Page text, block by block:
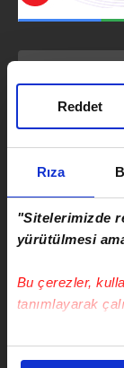
Rıza
"Sitelerimizde
yürütülmesi
Bu çerezler,
tanımlayarak
Bu çerezlere
Reddet
Gözler
iç ve